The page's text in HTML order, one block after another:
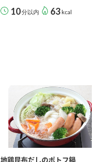
10分以内 63 kcal
地鶏昆布だしのポトフ鍋